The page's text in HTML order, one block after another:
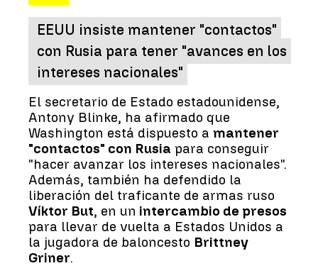
EEUU insiste mantener "contactos"
con Rusia para tener "avances en los
intereses nacionales"
El secretario de Estado estadounidense,
Antony Blinke, ha afirmado que
Washington está dispuesto a mantener
"contactos" con Rusia para conseguir
"hacer avanzar los intereses nacionales".
Además, también ha defendido la
liberación del traficante de armas ruso
Víktor But, en un intercambio de presos
para llevar de vuelta a Estados Unidos a
la jugadora de baloncesto Brittney
Griner.